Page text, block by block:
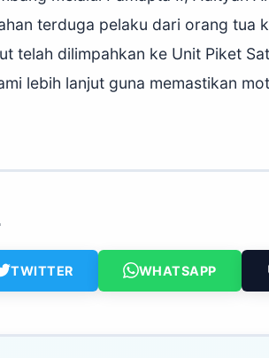
terduga pelaku dari orang tua
telah dilimpahkan ke Unit Piket
lebih lanjut guna memastikan
TWITTER WHATSAPP